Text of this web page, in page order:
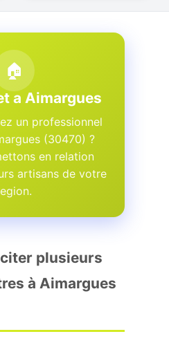
🏠
a Aimargues
un professionnel
(30470) ?
en relation
artisans de votre
plusieurs
à Aimargues